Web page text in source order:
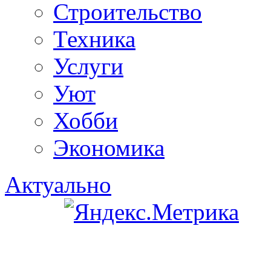
Строительство
Техника
Услуги
Уют
Хобби
Экономика
Актуально